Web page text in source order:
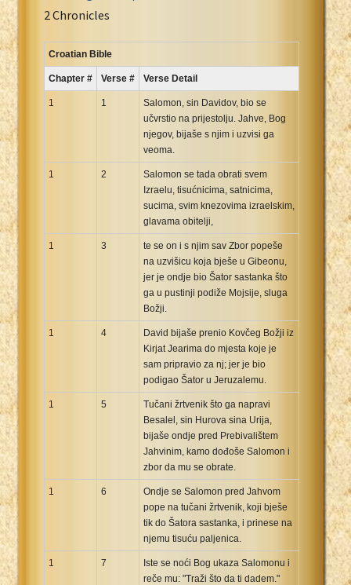
Russian Synodal 1876 Bible
Russian Synodal Bible Win-1251
Spanish RV 1909 Bible
Swahili New Testament
Tagalog John and James
2 Chronicles
Croatian Bible
Chapter # Verse # Verse Detail
1 1
Salomon, sin Davidov, bio se
učvrstio na prijestolju. Jahve, Bog
njegov, bijaše s njim i uzvisi ga
veoma.
1 2
Salomon se tada obrati svem
Izraelu, tisućnicima, satnicima,
sucima, svim knezovima izraelskim,
glavama obitelji,
1 3
te se on i s njim sav Zbor popeše
na uzvišicu koja bješe u Gibeonu,
jer je ondje bio Šator sastanka što
ga u pustinji podiže Mojsije, sluga
Božji.
1 4
David bijaše prenio Kovčeg Božji iz
Kirjat Jearima do mjesta koje je
sam pripravio za nj; jer je bio
podigao Šator u Jeruzalemu.
1 5
Tučani žrtvenik što ga napravi
Besalel, sin Hurova sina Urija,
bijaše ondje pred Prebivalištem
Jahvinim, kamo dođoše Salomon i
zbor da mu se obrate.
1 6
Ondje se Salomon pred Jahvom
pope na tučani žrtvenik, koji bješe
tik do Šatora sastanka, i prinese na
njemu tisuću paljenica.
1 7
Iste se noći Bog ukaza Salomonu i
reče mu: "Traži što da ti dadem."